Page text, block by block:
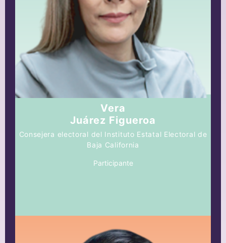
Vera
Juárez Figueroa
Consejera electoral del Instituto Estatal Electoral de
Baja California
Participante